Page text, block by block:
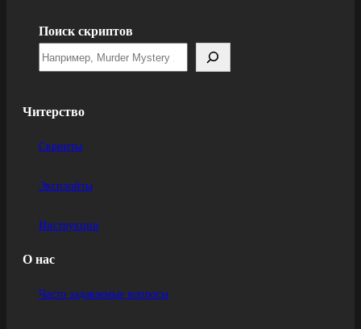
Поиск скриптов
Читерство
Скрипты
Эксплойты
Инструкции
О нас
Часто задаваемые вопросы